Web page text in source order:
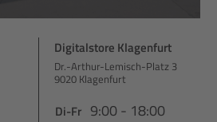
Digitalstore Klagenfurt
Dr.-Arthur-Lemisch-Platz 3
9020 Klagenfurt
Di-Fr 9:00 - 18:00